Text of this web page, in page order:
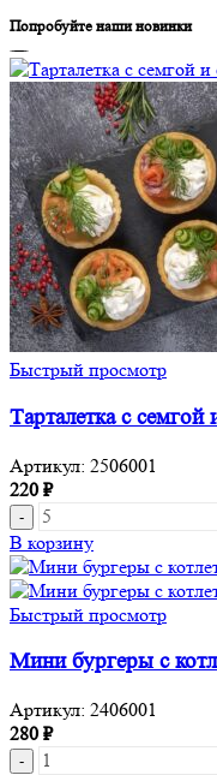
Попробуйте наши новинки
Быстрый просмотр
Тарталетка с
Артикул: 2506001
220 ₽
Количество
товара
Тарталетка
с
семгой
свежими
огурцами
В корзину
Быстрый просмотр
Мини бургеры с
Артикул: 2406001
280 ₽
Количество